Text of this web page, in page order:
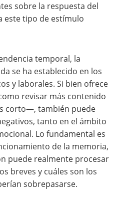
sobre la respuesta del
este tipo de estímulo
temporal, la
se ha establecido en los
y laborales. Si bien ofrece
revisar más contenido
corto—, también puede
tanto en el ámbito
Lo fundamental es
de la memoria,
puede realmente procesar
breves y cuáles son los
sobrepasarse.